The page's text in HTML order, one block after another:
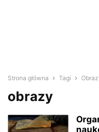
Strona główna Tagi
obrazy